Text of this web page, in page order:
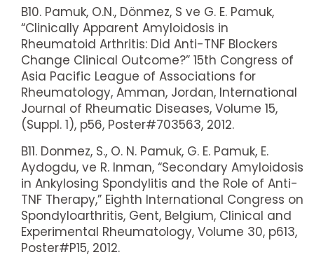
B10. Pamuk, O.N., Dönmez, S ve G. E. Pamuk,
“Clinically Apparent Amyloidosis in
Rheumatoid Arthritis: Did Anti-TNF Blockers
Change Clinical Outcome?” 15th Congress of
Asia Pacific League of Associations for
Rheumatology, Amman, Jordan, International
Journal of Rheumatic Diseases, Volume 15,
(Suppl. 1), p56, Poster#703563, 2012.
B11. Donmez, S., O. N. Pamuk, G. E. Pamuk, E.
Aydogdu, ve R. Inman, “Secondary Amyloidosis
in Ankylosing Spondylitis and the Role of Anti-
TNF Therapy,” Eighth International Congress on
Spondyloarthritis, Gent, Belgium, Clinical and
Experimental Rheumatology, Volume 30, p613,
Poster#P15, 2012.